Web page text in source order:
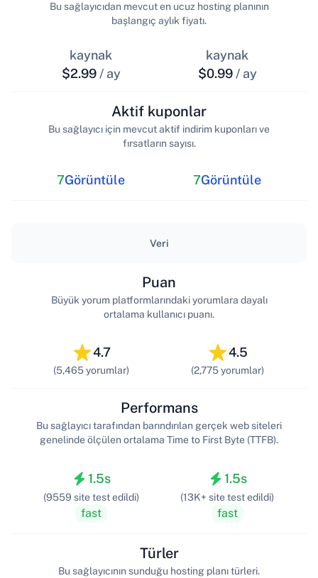
kaynak
$2.99 / ay
Bu sağlayıcıdan mevcut en ucuz hosting planının
başlangıç aylık fiyatı.
kaynak
$0.99 / ay
7Görüntüle
Aktif kuponlar
Bu sağlayıcı için mevcut aktif indirim kuponları ve
fırsatların sayısı.
7Görüntüle
Veri
4.7
(5,465 yorumlar)
Puan
Büyük yorum platformlarındaki yorumlara dayalı
ortalama kullanıcı puanı.
4.5
(2,775 yorumlar)
1.5s
(9559 site test edildi)
fast
Performans
Bu sağlayıcı tarafından barındırılan gerçek web siteleri
genelinde ölçülen ortalama Time to First Byte (TTFB).
1.5s
(13K+ site test edildi)
fast
Türler
Bu sağlayıcının sunduğu hosting planı türleri.